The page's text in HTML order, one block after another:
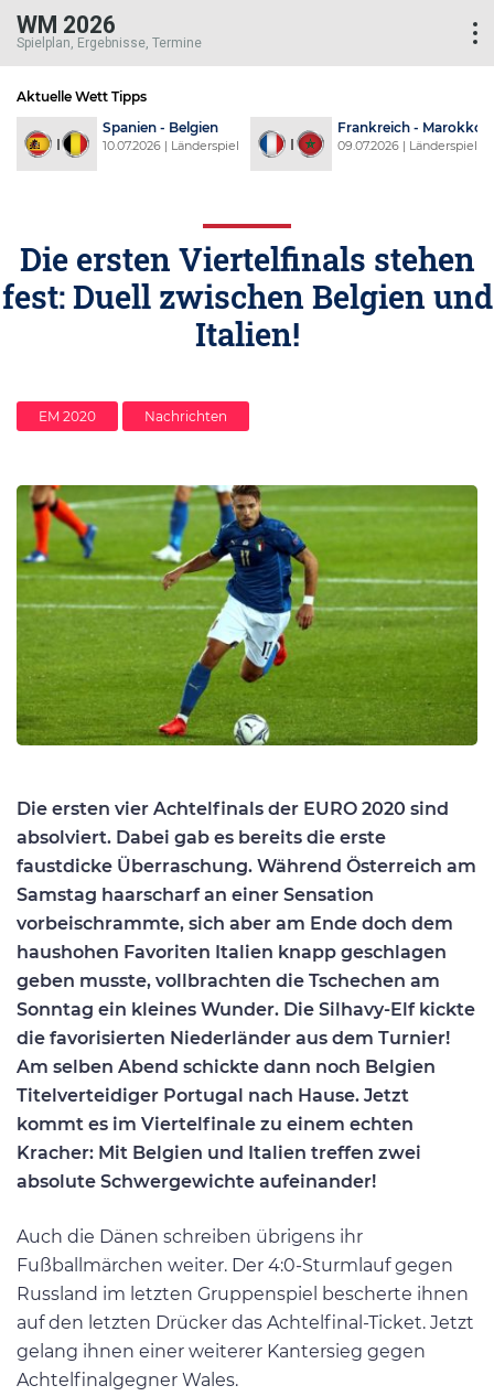
WM 2026
Spielplan, Ergebnisse, Termine
Aktuelle Wett Tipps
Spanien - Belgien
10.07.2026 | Länderspiel
Frankreich - Marokko
09.07.2026 | Länderspiel
Die ersten Viertelfinals stehen
fest: Duell zwischen Belgien und
Italien!
EM 2020 Nachrichten
Die ersten vier Achtelfinals der EURO 2020 sind
absolviert. Dabei gab es bereits die erste
faustdicke Überraschung. Während Österreich am
Samstag haarscharf an einer Sensation
vorbeischrammte, sich aber am Ende doch dem
haushohen Favoriten Italien knapp geschlagen
geben musste, vollbrachten die Tschechen am
Sonntag ein kleines Wunder. Die Silhavy-Elf kickte
die favorisierten Niederländer aus dem Turnier!
Am selben Abend schickte dann noch Belgien
Titelverteidiger Portugal nach Hause. Jetzt
kommt es im Viertelfinale zu einem echten
Kracher: Mit Belgien und Italien treffen zwei
absolute Schwergewichte aufeinander!
Auch die Dänen schreiben übrigens ihr
Fußballmärchen weiter. Der 4:0-Sturmlauf gegen
Russland im letzten Gruppenspiel bescherte ihnen
auf den letzten Drücker das Achtelfinal-Ticket. Jetzt
gelang ihnen einer weiterer Kantersieg gegen
Achtelfinalgegner Wales.